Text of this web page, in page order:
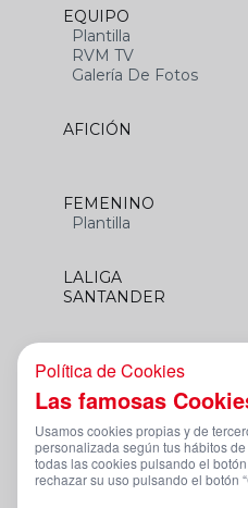
EQUIPO
Plantilla
RVM TV
Galería De Fotos
AFICIÓN
FEMENINO
Plantilla
LALIGA
SANTANDER
Aviso Legal Y
Política De
Política